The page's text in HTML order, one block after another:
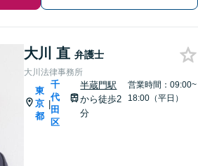
大川 直 弁護士
大川法律事務所
東
京
都
|
千
代
田
区
半蔵門駅
から徒歩2
分
営業時間：09:00~
18:00（平日）